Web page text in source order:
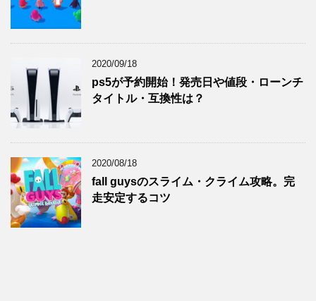
2020/09/18
ps5が予約開始！発売日や値段・ローンチ
タイトル・互換性は？
2020/08/18
fall guysのスライム・クライム攻略。完
走安定するコツ